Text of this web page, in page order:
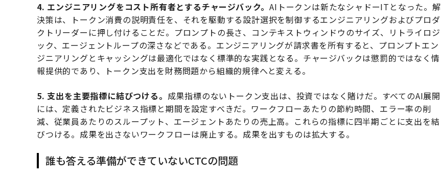
4. エンジニアリングをコスト所有者とするチャージバック。AIトークンは新たなシャドーITとなった。解
決策は、トークン消費の説明責任を、それを駆動する設計選択を制御するエンジニアリングおよびプロダ
クトリーダーに押し付けることだ。プロンプトの長さ、コンテキストウィンドウのサイズ、リトライロジ
ック、エージェントループの深さなどである。エンジニアリングが請求書を所有すると、プロンプトエン
ジニアリングとキャッシングは最適化ではなく標準的な実践となる。チャージバックは懲罰的ではなく情
報提供的であり、トークン支出を財務問題から組織的規律へと変える。
5. 支出を主要指標に結びつける。 成果指標のないトークン支出は、投資ではなく賭けだ。すべてのAI展開
には、定義されたビジネス指標と期間を設定すべきだ。ワークフローあたりの節約時間、エラー率の削
減、従業員あたりのスループット、エージェントあたりの売上高。これらの指標に四半期ごとに支出を結
びつける。成果を出さないワークフローは廃止する。成果を出すものは拡大する。
誰も答える準備ができていないCTCの問題